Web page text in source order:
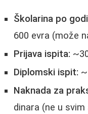
Školarina po
600 evra (može
Prijava ispita:
Diplomski ispit:
Naknada za
dinara (ne u svim